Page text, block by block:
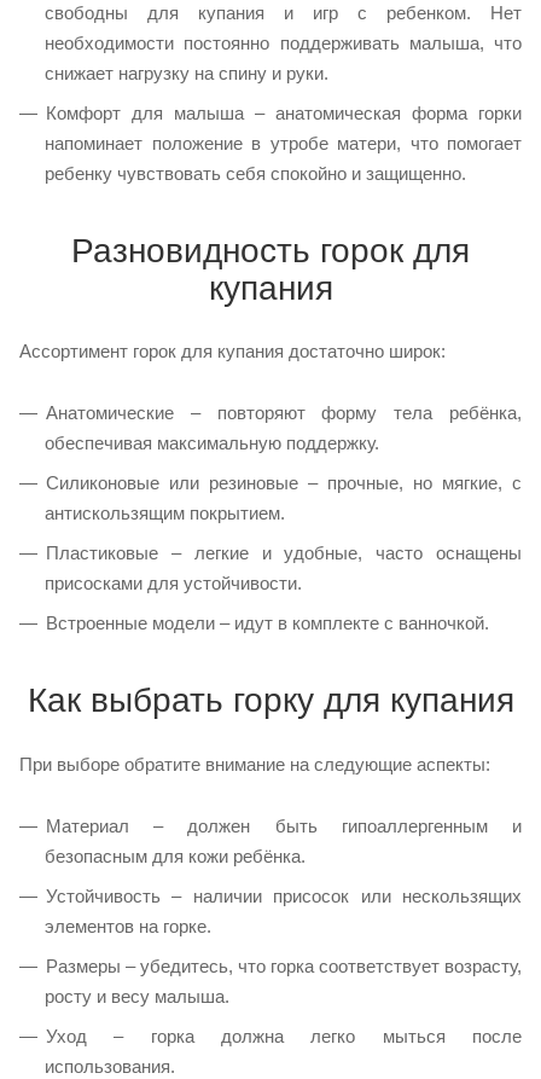
свободны для купания и игр с ребенком. Нет
необходимости постоянно поддерживать малыша, что
снижает нагрузку на спину и руки.
Комфорт для малыша – анатомическая форма горки
напоминает положение в утробе матери, что помогает
ребенку чувствовать себя спокойно и защищенно.
Разновидность горок для
купания
Ассортимент горок для купания достаточно широк:
Анатомические – повторяют форму тела ребёнка,
обеспечивая максимальную поддержку.
Силиконовые или резиновые – прочные, но мягкие, с
антискользящим покрытием.
Пластиковые – легкие и удобные, часто оснащены
присосками для устойчивости.
Встроенные модели – идут в комплекте с ванночкой.
Как выбрать горку для купания
При выборе обратите внимание на следующие аспекты:
Материал – должен быть гипоаллергенным и
безопасным для кожи ребёнка.
Устойчивость – наличии присосок или нескользящих
элементов на горке.
Размеры – убедитесь, что горка соответствует возрасту,
росту и весу малыша.
Уход – горка должна легко мыться после
использования.